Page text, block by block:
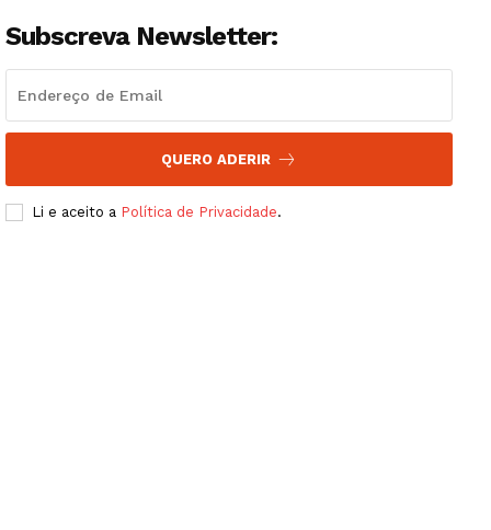
Subscreva Newsletter:
QUERO ADERIR
Li e aceito a Política de Privacidade.